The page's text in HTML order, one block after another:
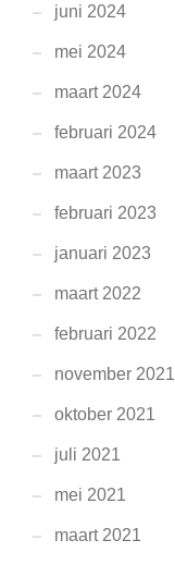
juni 2024
mei 2024
maart 2024
februari 2024
maart 2023
februari 2023
januari 2023
maart 2022
februari 2022
november 2021
oktober 2021
juli 2021
mei 2021
maart 2021